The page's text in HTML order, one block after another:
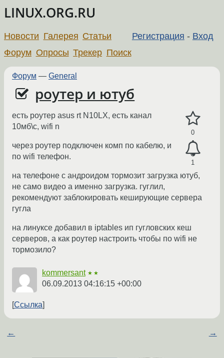
LINUX.ORG.RU
Регистрация - Вход
Новости Галерея Статьи
Форум Опросы Трекер Поиск
Форум — General
роутер и ютуб
0
1
есть роутер asus rt N10LX, есть канал
10мб\с, wifi n
через роутер подключен комп по кабелю, и
по wifi телефон.
на телефоне с андроидом тормозит загрузка ютуб,
не само видео а именно загрузка. гуглил,
рекомендуют заблокировать кеширующие сервера
гугла
на линуксе добавил в iptables ип гугловских кеш
серверов, а как роутер настроить чтобы по wifi не
тормозило?
kommersant ★★
06.09.2013 04:16:15 +00:00
Ссылка
← →